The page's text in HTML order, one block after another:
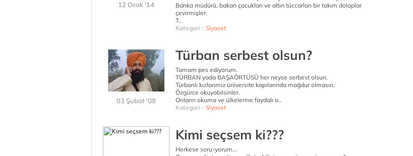
12 Ocak '14
Banka müdürü, bakan çocukları ve altın tüccarları bir takım dolaplar
çevirmişler.
T..
Kategori : Siyaset
03 Şubat '08
Türban serbest olsun?
Tamam pes ediyorum.
TÜRBAN yada BAŞAÖRTÜSÜ her neyse serbest olsun.
Türbanlı kızlarımız üniversite kapılarında mağdur olmasın.
Özgürce okuyabilsinler.
Onların okuma ve ülkelerine faydalı o..
Kategori : Siyaset
Kimi seçsem ki???
Herkese soru-yorum...